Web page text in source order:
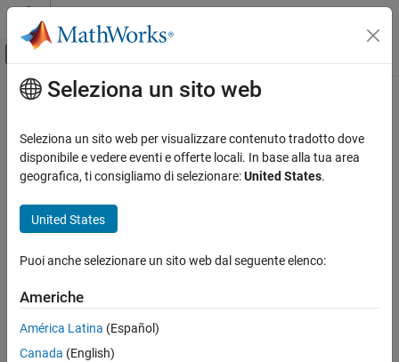
Vai al contenuto
Attiva/disattiva menu di navigazione
Pagina iniziale della documentazione
Contenuto principale
Seleziona un sito web
Seleziona un sito web per visualizzare contenuto tradotto dove
disponibile e vedere eventi e offerte locali. In base alla tua area
geografica, ti consigliamo di selezionare:United States.
United States
Puoi anche selezionare un sito web dal seguente elenco:
Americhe
América Latina (Español)
Canada (English)